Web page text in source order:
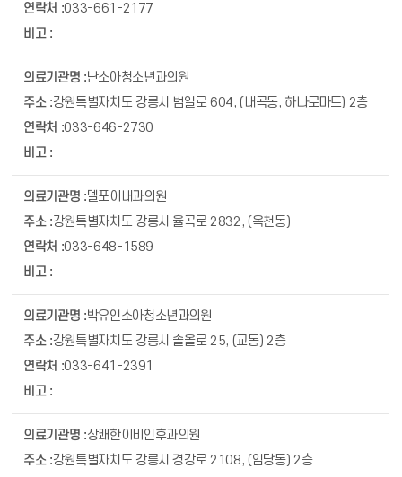
033-661-2177
난소아청소년과의원
강원특별자치도 강릉시 범일로 604, (내곡동, 하나로마트) 2층
033-646-2730
델포이내과의원
강원특별자치도 강릉시 율곡로 2832, (옥천동)
033-648-1589
박유인소아청소년과의원
강원특별자치도 강릉시 솔올로 25, (교동) 2층
033-641-2391
상쾌한이비인후과의원
강원특별자치도 강릉시 경강로 2108, (임당동) 2층